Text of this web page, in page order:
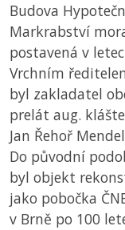
Budova
Markrabství
postavená v
Vrchním
byl zakladatel
prelát aug.
Jan Řehoř
Do původní
byl objekt
jako pobočka
v Brně po 100